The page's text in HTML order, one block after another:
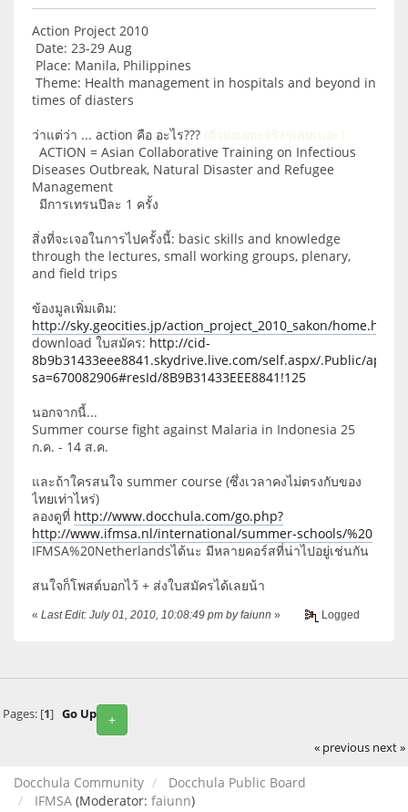
Action Project 2010
Date: 23-29 Aug
Place: Manila, Philippines
Theme: Health management in hospitals and beyond in
times of diasters
ว่าแต่ว่า ... action คือ อะไร??? (ตัวย่อเยอะจริงๆเลยเนอะ)
ACTION = Asian Collaborative Training on Infectious
Diseases Outbreak, Natural Disaster and Refugee
Management
มีการเทรนปีละ 1 ครั้ง
สิ่งที่จะเจอในการไปครั้งนี้: basic skills and knowledge
through the lectures, small working groups, plenary,
and field trips
ข้องมูลเพิ่มเติม:
http://sky.geocities.jp/action_project_2010_sakon/home.html
download ใบสมัคร: http://cid-
8b9b31433eee8841.skydrive.live.com/self.aspx/.Public/
sa=670082906#resId/8B9B31433EEE8841!125
นอกจากนี้...
Summer course fight against Malaria in Indonesia 25
ก.ค. - 14 ส.ค.
และถ้าใครสนใจ summer course (ซึ่งเวลาคงไม่ตรงกับของ
ไทยเท่าไหร่)
ลองดูที่ http://www.docchula.com/go.php?
http://www.ifmsa.nl/international/summer-schools/%20
IFMSA%20Netherlandsได้นะ มีหลายคอร์สที่น่าไปอยู่เช่นกัน
สนใจก็โพสต์บอกไว้ + ส่งใบสมัครได้เลยน้า
« Last Edit: July 01, 2010, 10:08:49 pm by faiunn » Logged
+
Pages: [1] Go Up
« previous next »
Docchula Community
Docchula Public Board
IFMSA (Moderator: faiunn)